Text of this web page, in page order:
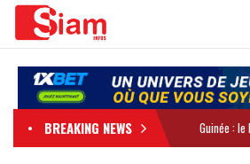
BREAKING NEWS